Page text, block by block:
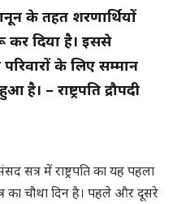
के तहत शरणार्थियों
कर दिया है। इससे
के लिए सम्मान
– राष्ट्रपति द्रौपदी
सत्र में राष्ट्रपति का यह पहला
का चौथा दिन है। पहले और दूसरे